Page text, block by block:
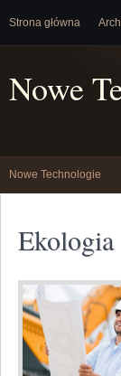
Strona główna
Nowe
Nowe Technologie
Ekologia